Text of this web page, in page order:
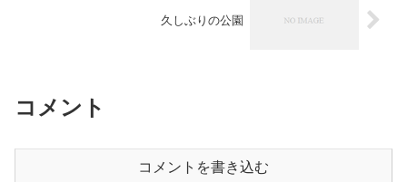
久しぶりの公園
コメント
コメントを書き込む